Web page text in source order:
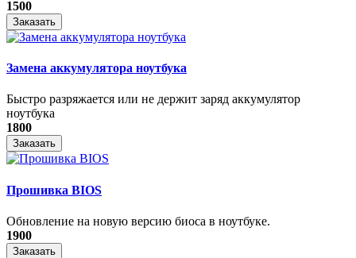
1500
Заказать
Замена аккумулятора ноутбука
Быстро разряжается или не держит заряд аккумулятор
ноутбука
1800
Заказать
Прошивка BIOS
Обновление на новую версию биоса в ноутбуке.
1900
Заказать